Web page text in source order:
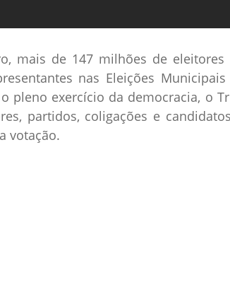
mais de 147 milhões de eleitores
nas Eleições
pleno exercício da democracia, o
partidos, coligações e
votação.